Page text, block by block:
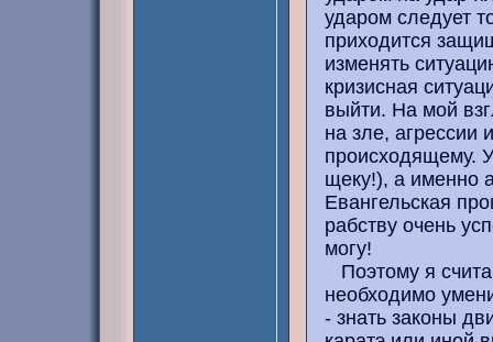
ударом следует
приходится
изменять
кризисная
выйти. На мой
на зле, агрессии
происходящему.
щеку!), а именно
Евангельская
рабству очень
могу!
Поэтому я
необходимо
- знать законы